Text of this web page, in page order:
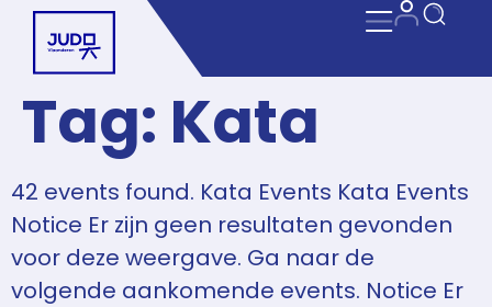
Tag: Kata
42 events found. Kata Events Kata Events
Notice Er zijn geen resultaten gevonden
voor deze weergave. Ga naar de
volgende aankomende events. Notice Er